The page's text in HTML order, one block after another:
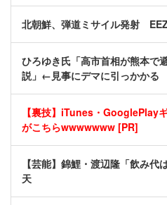
北朝鮮、弾道ミサイル発射
ひろゆき氏「高市首相が熊本で
説」←見事にデマに引っかかる
【裏技】iTunes・GooglePlay
がこちらwwwwwww [PR]
【芸能】錦鯉・渡辺隆「飲み
天